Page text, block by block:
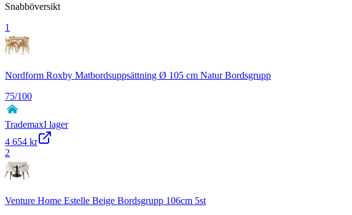
Snabböversikt
1
Nordform Roxby Matbordsuppsättning Ø 105 cm Natur Bordsgrupp
75/100
TrademaxI lager
4 654 kr
2
Venture Home Estelle Beige Bordsgrupp 106cm 5st